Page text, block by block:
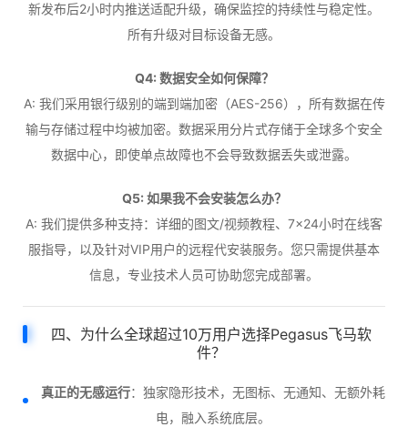
新发布后2小时内推送适配升级，确保监控的持续性与稳定性。
所有升级对目标设备无感。
Q4: 数据安全如何保障？
A: 我们采用银行级别的端到端加密（AES-256），所有数据在传
输与存储过程中均被加密。数据采用分片式存储于全球多个安全
数据中心，即使单点故障也不会导致数据丢失或泄露。
Q5: 如果我不会安装怎么办？
A: 我们提供多种支持：详细的图文/视频教程、7×24小时在线客
服指导，以及针对VIP用户的远程代安装服务。您只需提供基本
信息，专业技术人员可协助您完成部署。
四、为什么全球超过10万用户选择Pegasus飞马软
件？
真正的无感运行：独家隐形技术，无图标、无通知、无额外耗
电，融入系统底层。